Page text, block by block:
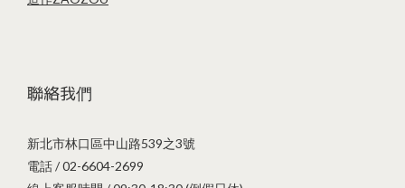
聯絡我們
新北市林口區中山路539之3號
電話 / 02-6604-2699